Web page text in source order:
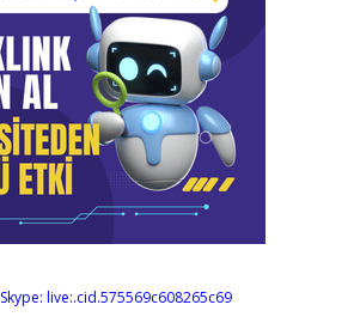
Skype: live:.cid.575569c608265c69